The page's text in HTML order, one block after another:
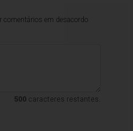
comentários em desacordo
500 caracteres restantes.